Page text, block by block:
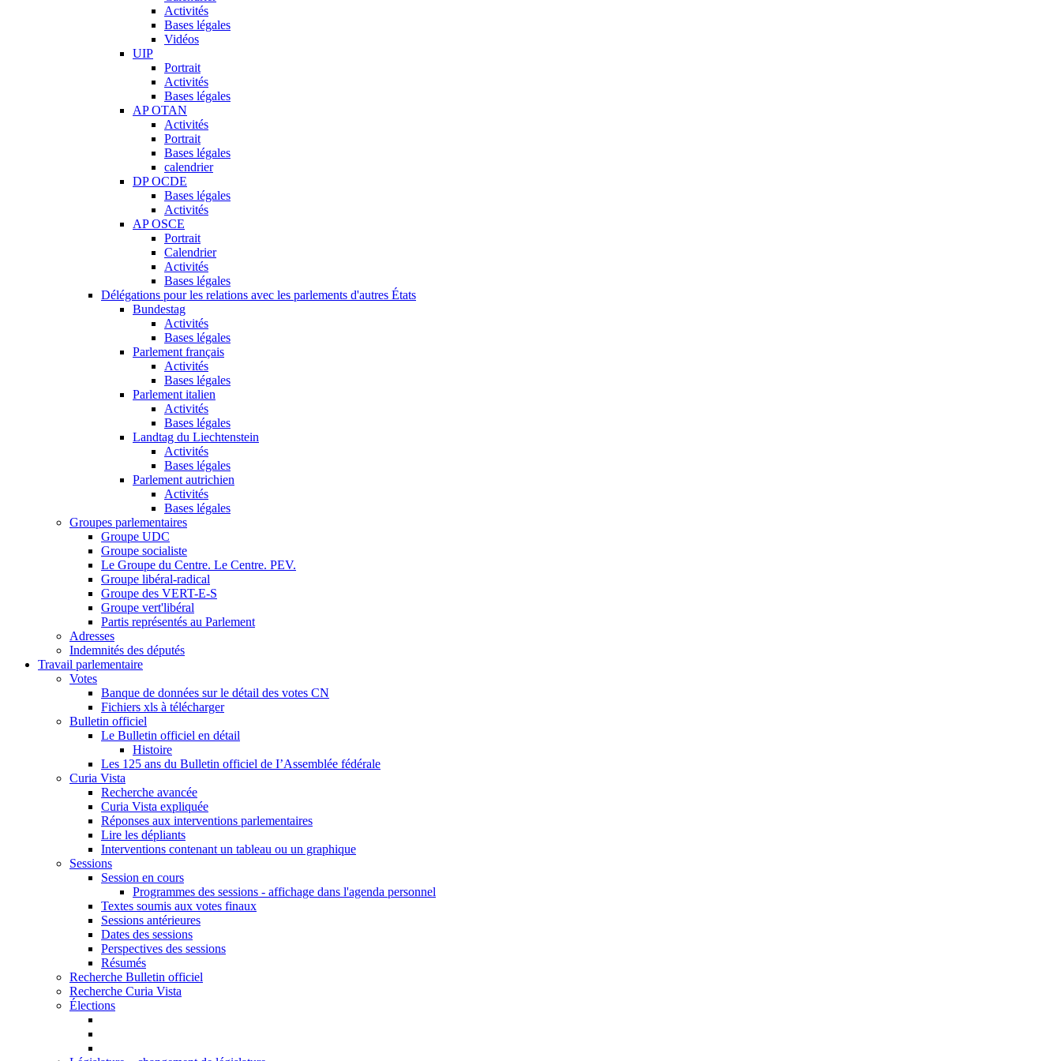
Activités
Bases légales
Vidéos
UIP
Portrait
Activités
Bases légales
AP OTAN
Activités
Portrait
Bases légales
calendrier
DP OCDE
Bases légales
Activités
AP OSCE
Portrait
Calendrier
Activités
Bases légales
Délégations pour les relations avec les parlements d'autres États
Bundestag
Activités
Bases légales
Parlement français
Activités
Bases légales
Parlement italien
Activités
Bases légales
Landtag du Liechtenstein
Activités
Bases légales
Parlement autrichien
Activités
Bases légales
Groupes parlementaires
Groupe UDC
Groupe socialiste
Le Groupe du Centre. Le Centre. PEV.
Groupe libéral-radical
Groupe des VERT-E-S
Groupe vert'libéral
Partis représentés au Parlement
Adresses
Indemnités des députés
Travail parlementaire
Votes
Banque de données sur le détail des votes CN
Fichiers xls à télécharger
Bulletin officiel
Le Bulletin officiel en détail
Histoire
Les 125 ans du Bulletin officiel de I’Assemblée fédérale
Curia Vista
Recherche avancée
Curia Vista expliquée
Réponses aux interventions parlementaires
Lire les dépliants
Interventions contenant un tableau ou un graphique
Sessions
Session en cours
Programmes des sessions - affichage dans l'agenda personnel
Textes soumis aux votes finaux
Sessions antérieures
Dates des sessions
Perspectives des sessions
Résumés
Recherche Bulletin officiel
Recherche Curia Vista
Élections